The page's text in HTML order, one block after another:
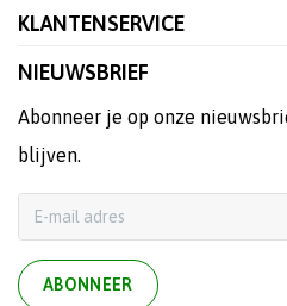
KLANTENSERVICE
NIEUWSBRIEF
Abonneer je op onze
blijven.
ABONNEER